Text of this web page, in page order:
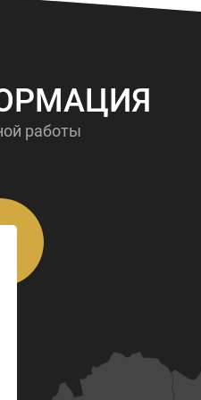
работы